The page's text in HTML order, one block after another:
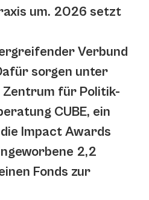
um. 2026 setzt
Verbund
sorgen unter
Zentrum für Politik-
CUBE, ein
Impact Awards
2,2
Fonds zur